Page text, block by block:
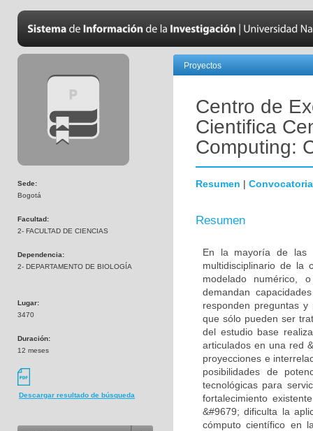
Sede:
Bogotá
Facultad:
2- FACULTAD DE CIENCIAS
Dependencia:
2- DEPARTAMENTO DE BIOLOGÍA
Lugar:
3470
Duración:
12 meses
Descargar resultado de búsqueda
Proyectos
Centro de
Cientifica
Computing:
Resumen | Convocatoria
Resumen
En la mayoría de las
multidisciplinario de la
modelado numérico,
demandan
responden preguntas
que sólo pueden ser
del estudio base
articulados en una red
proyecciones e
posibilidades de
tecnológicas para
fortalecimiento
&#9679; dificulta la
cómputo científico en